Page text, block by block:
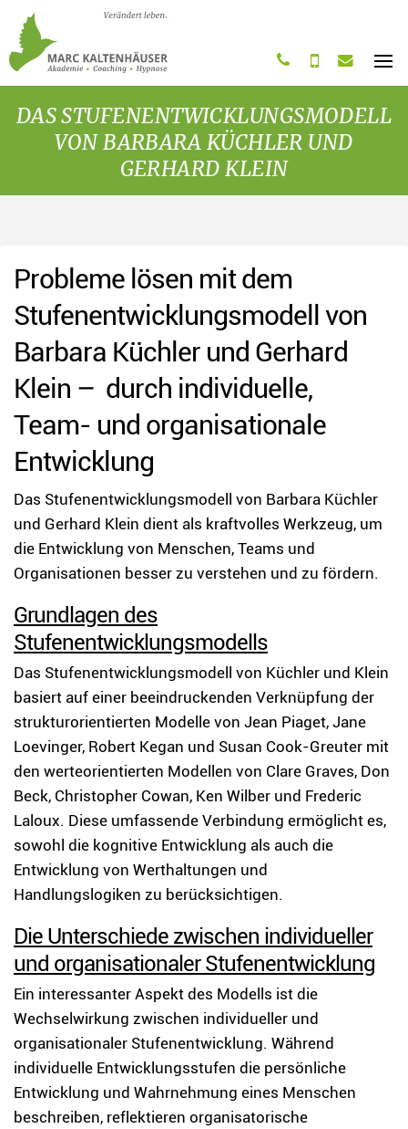
Startseite
MENÜ
DAS STUFENENTWICKLUNGSMODELL
VON BARBARA KÜCHLER UND
GERHARD KLEIN
Probleme lösen mit dem
Stufenentwicklungsmodell von
Barbara Küchler und Gerhard
Klein – durch individuelle,
Team- und organisationale
Entwicklung
Das Stufenentwicklungsmodell von Barbara Küchler
und Gerhard Klein dient als kraftvolles Werkzeug, um
die Entwicklung von Menschen, Teams und
Organisationen besser zu verstehen und zu fördern.
Grundlagen des
Stufenentwicklungsmodells
Das Stufenentwicklungsmodell von Küchler und Klein
basiert auf einer beeindruckenden Verknüpfung der
strukturorientierten Modelle von Jean Piaget, Jane
Loevinger, Robert Kegan und Susan Cook-Greuter mit
den werteorientierten Modellen von Clare Graves, Don
Beck, Christopher Cowan, Ken Wilber und Frederic
Laloux. Diese umfassende Verbindung ermöglicht es,
sowohl die kognitive Entwicklung als auch die
Entwicklung von Werthaltungen und
Handlungslogiken zu berücksichtigen.
Die Unterschiede zwischen individueller
und organisationaler Stufenentwicklung
Ein interessanter Aspekt des Modells ist die
Wechselwirkung zwischen individueller und
organisationaler Stufenentwicklung. Während
individuelle Entwicklungsstufen die persönliche
Entwicklung und Wahrnehmung eines Menschen
beschreiben, reflektieren organisatorische